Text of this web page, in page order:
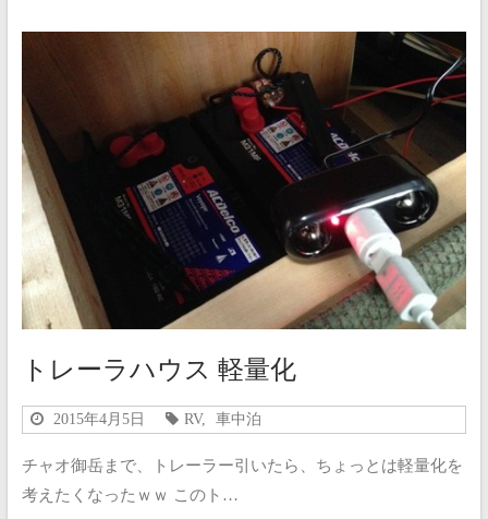
トレーラハウス 軽量化
2015年4月5日 RV, 車中泊
チャオ御岳まで、トレーラー引いたら、ちょっとは軽量化を
考えたくなったｗｗ このト…